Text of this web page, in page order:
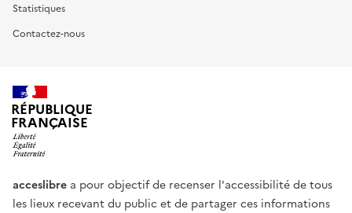
Statistiques
Contactez-nous
RÉPUBLIQUE
FRANÇAISE
acceslibre a pour objectif de recenser l'accessibilité de tous
les lieux recevant du public et de partager ces informations